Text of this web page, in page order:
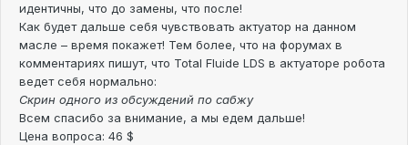
идентичны, что до замены, что после!
Как будет дальше себя чувствовать актуатор на данном
масле – время покажет! Тем более, что на форумах в
комментариях пишут, что Total Fluide LDS в актуаторе робота
ведет себя нормально:
Скрин одного из обсуждений по сабжу
Всем спасибо за внимание, а мы едем дальше!
Цена вопроса: 46 $